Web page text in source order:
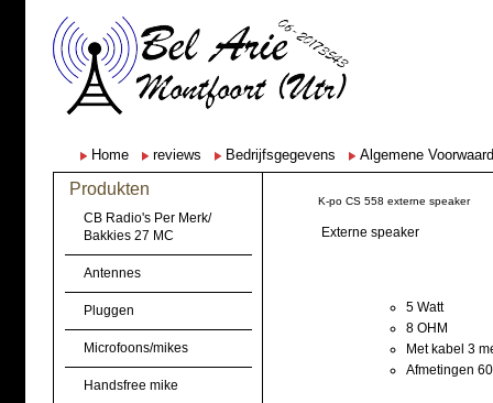
Home reviews Bedrijfsgegevens Algemene
Produkten
CB Radio's Per Merk/
Bakkies 27 MC
Antennes
Pluggen
Microfoons/mikes
Handsfree mike
K-po CS 558 externe speaker
Externe speaker
5 Watt
8 OHM
Met kabel 3
Afmetingen